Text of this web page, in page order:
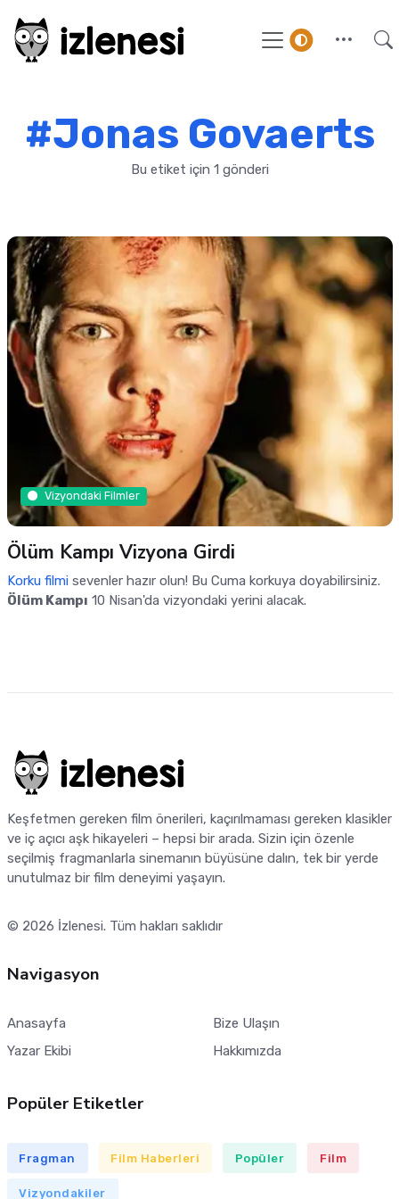
#Jonas Govaerts
Bu etiket için 1 gönderi
Vizyondaki Filmler
Ölüm Kampı Vizyona Girdi
Korku filmisevenler hazır olun! Bu Cuma korkuya doyabilirsiniz.
Ölüm Kampı 10 Nisan'da vizyondaki yerini alacak.
Keşfetmen gereken film önerileri, kaçırılmaması gereken klasikler
ve iç açıcı aşk hikayeleri – hepsi bir arada. Sizin için özenle
seçilmiş fragmanlarla sinemanın büyüsüne dalın, tek bir yerde
unutulmaz bir film deneyimi yaşayın.
© 2026 İzlenesi. Tüm hakları saklıdır
Navigasyon
Anasayfa
Yazar Ekibi
Bize Ulaşın
Hakkımızda
Popüler Etiketler
Fragman Film Haberleri Popüler Film
Vizyondakiler